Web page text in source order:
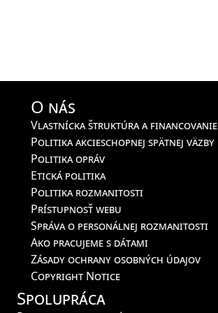
O nás
Vlastnícka štruktúra a financovanie
Politika akcieschopnej spätnej väzby
Politika opráv
Etická politika
Politika rozmanitosti
Prístupnosť webu
Správa o personálnej rozmanitosti
Ako pracujeme s dátami
Zásady ochrany osobných údajov
Copyright Notice
Spolupráca